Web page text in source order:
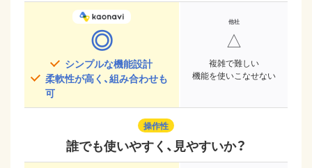
◎
シンプルな機能設計
柔軟性が高く、組み合わせも
可
△
複雑で難しい
機能を使いこなせない
操作性
誰でも使いやすく、見やすいか？